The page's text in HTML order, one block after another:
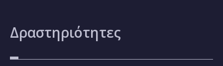
Δραστηριότητες